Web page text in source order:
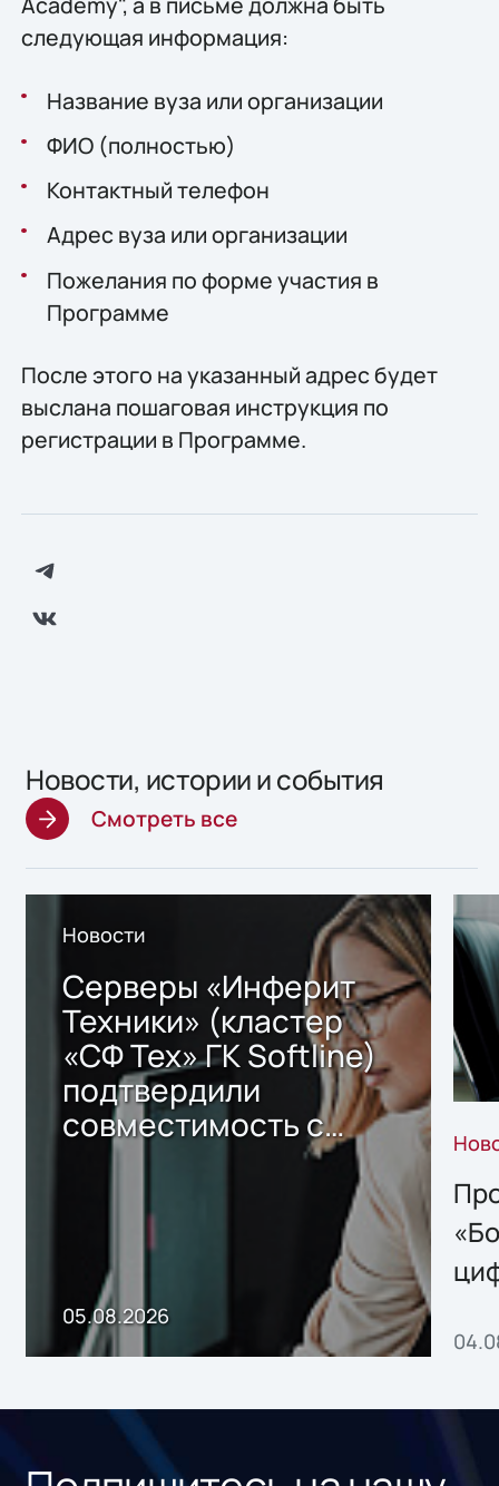
следующая информация:
Название вуза или организации
ФИО (полностью)
Контактный телефон
Адрес вуза или организации
Пожелания по форме участия в
Программе
После этого на указанный адрес будет
выслана пошаговая инструкция по
регистрации в Программе.
Новости, истории и события
Смотреть все
Новости
Серверы «Инферит
Техники» (кластер
«СФ Тех» ГК Softline)
подтвердили
совместимость с
решением Sharx
хранения данных
05.08.2026